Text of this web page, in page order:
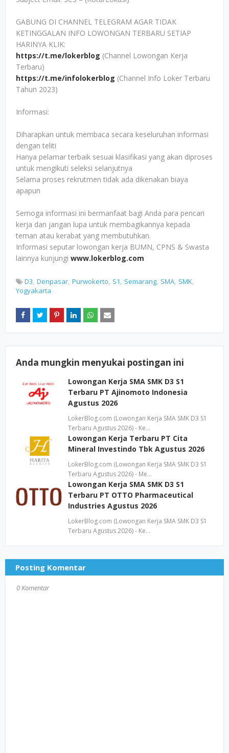
GABUNG DI CHANNEL TELEGRAM AGAR TIDAK
KETINGGALAN INFO LOWONGAN TERBARU SETIAP
HARINYA KLIK:
https://t.me/lokerblog (Channel Lowongan Kerja
Terbaru)
https://t.me/infolokerblog (Channel Info Loker Terbaru
Tahun 2023)
Informasi:
Diharapkan untuk membaca secara keseluruhan informasi
dengan teliti
Hanya pelamar terbaik sesuai klasifikasi yang akan diproses
untuk mengikuti seleksi selanjutnya
Selama proses rekrutmen tidak ada dikenakan biaya
apapun
Semoga informasi ini bermanfaat bagi Anda para pencari
kerja dan jangan lupa untuk membagikannya kepada
teman atau kerabat yang membutuhkan.
Informasi seputar lowongan kerja BUMN, CPNS & Swasta
lainnya kunjungi www.lokerblog.com
D3 Denpasar Purwokerto S1 Semarang SMA SMK
Yogyakarta
Anda mungkin menyukai postingan ini
Lowongan Kerja SMA SMK D3 S1
Terbaru PT Ajinomoto Indonesia
Agustus 2026
LokerBlog.com (Lowongan Kerja SMA SMK D3 S1
Terbaru Agustus 2026) - Ke…
Lowongan Kerja Terbaru PT Cita
Mineral Investindo Tbk Agustus 2026
LokerBlog.com (Lowongan Kerja SMA SMK D3 S1
Terbaru Agustus 2026) - Me…
Lowongan Kerja SMA SMK D3 S1
Terbaru PT OTTO Pharmaceutical
Industries Agustus 2026
LokerBlog.com (Lowongan Kerja SMA SMK D3 S1
Terbaru Agustus 2026) - Ke…
Posting Komentar
0 Komentar